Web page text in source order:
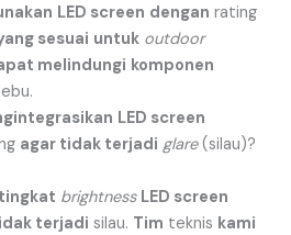
LED screen dengan rating
sesuai untuk outdoor
melindungi komponen
LED screen
agar tidak terjadi glare(silau)?
tingkat brightness LED screen
terjadi silau. Tim teknis kami